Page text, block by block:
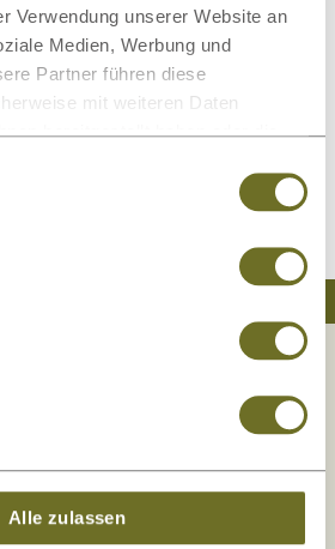
Verwendung unserer Website an
Medien, Werbung und
Partner führen diese
mit weiteren Daten
bereitgestellt haben oder die
Alle zulassen
bewerten
zu diesem Artikel:
liegt uns am Herzen!
unserer Kunden, Sicherheit
stehen bei uns an erster Stelle!
wurde mehrfach auf